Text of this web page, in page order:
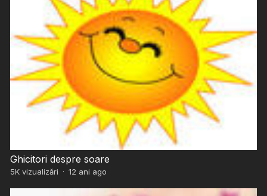
Ghicitori despre soare
5Kvizualizări · 12 ani ago